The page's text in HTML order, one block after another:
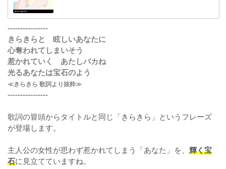
----------------
きらきらと 眩しいあなたに
心奪われてしまいそう
惹かれていく あたしバカね
光るあなたは宝石のよう
≪きらきら 歌詞より抜粋≫
----------------
歌詞の冒頭からタイトルと同じ「きらきら」というフレーズ
が登場します。
主人公の女性が思わず惹かれてしまう「あなた」を、 輝く宝
石に見立てていますね。